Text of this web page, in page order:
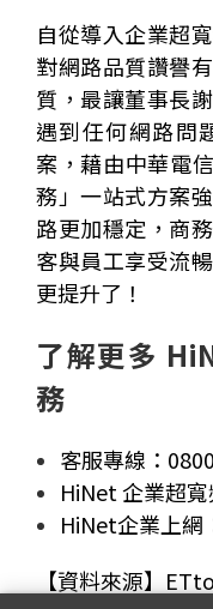
自從導入企業超
對網路品質讚譽
質，最讓董事長
遇到任何網路問
案，藉由中華電
務」一站式方案
路更加穩定，商
客與員工享受流
更提升了！
了解更多
務
客服專線：
HiNet 企業超
HiNet企業上網
【資料來源】